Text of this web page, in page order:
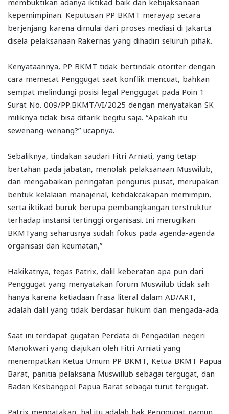
kepemimpinan. Keputusan PP BKMT merayap secara
berjenjang karena dimulai dari proses mediasi di Jakarta
disela pelaksanaan Rakernas yang dihadiri seluruh pihak.
Kenyataannya, PP BKMT tidak bertindak otoriter dengan
cara memecat Penggugat saat konflik mencuat, bahkan
sempat melindungi posisi legal Penggugat pada Poin 1
Surat No. 009/PP.BKMT/VI/2025 dengan menyatakan SK
miliknya tidak bisa ditarik begitu saja. “Apakah itu
sewenang-wenang?” ucapnya.
Sebaliknya, tindakan saudari Fitri Arniati, yang tetap
bertahan pada jabatan, menolak pelaksanaan Muswilub,
dan mengabaikan peringatan pengurus pusat, merupakan
bentuk kelalaian manajerial, ketidakcakapan memimpin,
serta iktikad buruk berupa pembangkangan terstruktur
terhadap instansi tertinggi organisasi. Ini merugikan
BKMTyang seharusnya sudah fokus pada agenda-agenda
organisasi dan keumatan,”
Hakikatnya, tegas Patrix, dalil keberatan apa pun dari
Penggugat yang menyatakan forum Muswilub tidak sah
hanya karena ketiadaan frasa literal dalam AD/ART,
adalah dalil yang tidak berdasar hukum dan mengada-ada.
Saat ini terdapat gugatan Perdata di Pengadilan negeri
Manokwari yang diajukan oleh Fitri Arniati yang
menempatkan Ketua Umum PP BKMT, Ketua BKMT Papua
Barat, panitia pelaksana Muswillub sebagai tergugat, dan
Badan Kesbangpol Papua Barat sebagai turut tergugat.
Patrix mengatakan, hal itu adalah hak Penggugat namun